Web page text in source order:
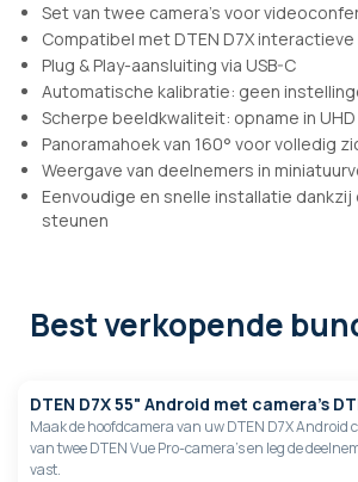
Set van twee camera's voor
Compatibel met DTEN D7X
Plug & Play-aansluiting via USB-C
Automatische kalibratie: geen
Scherpe beeldkwaliteit: opname in
Panoramahoek van 160° voor volledig
Weergave van deelnemers in
Eenvoudige en snelle installatie
steunen
Best verkopende
DTEN D7X 55" Android met camera's
Maak de hoofdcamera van uw DTEN D7X Android
van twee DTEN Vue Pro-camera's en leg de
vast.